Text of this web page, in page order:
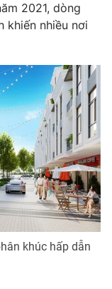
2021, dòng
khiến nhiều nơi
khúc hấp dẫn